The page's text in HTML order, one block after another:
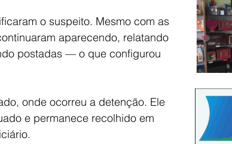
o suspeito. Mesmo com as
aparecendo, relatando
postadas — o que configurou
onde ocorreu a detenção. Ele
e permanece recolhido em